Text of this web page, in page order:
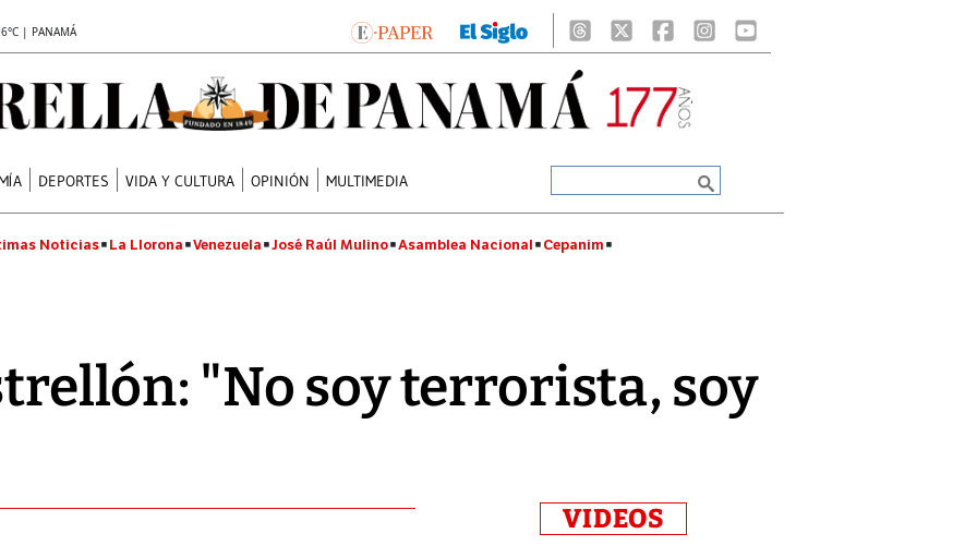
| PANAMÁ
DEPORTES VIDA Y CULTURA OPINIÓN MULTIMEDIA
Noticias La Llorona Venezuela José Raúl Mulino Asamblea Nacional Cepanim
"No soy terrorista, soy
VIDEOS